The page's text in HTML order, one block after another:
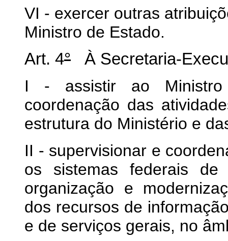
VI - exercer outras
Ministro de Estado.
Art. 4° À Secretaria-
I - assistir ao
coordenação das
estrutura do Ministério e
II - supervisionar e
os sistemas federais de
organização e
dos recursos de
e de serviços gerais, no